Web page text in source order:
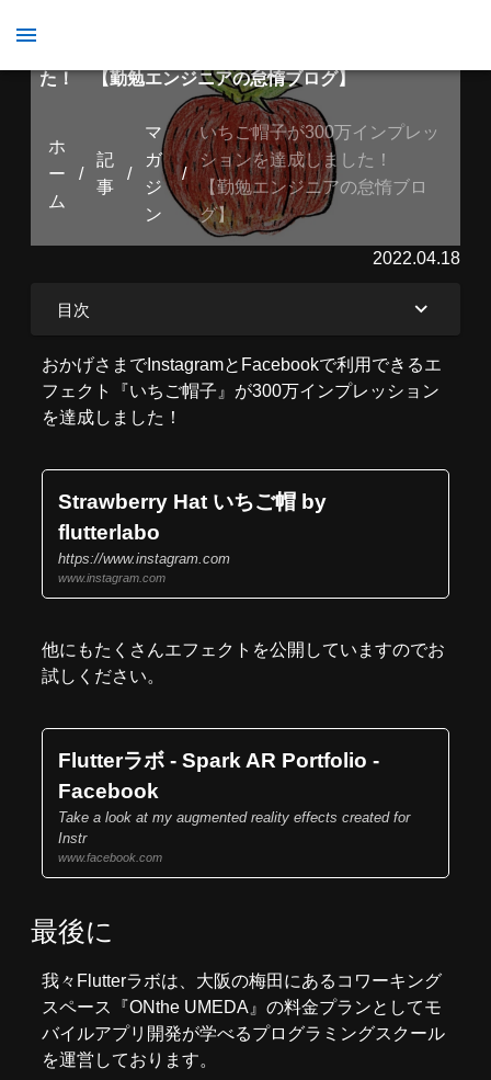
た！ 【勤勉エンジニアの怠惰ブログ】
ホ
ー
ム
/
記
事
/
マ
ガ
ジ
ン
/
いちご帽子が300万インプレッ
ションを達成しました！
【勤勉エンジニアの怠惰ブロ
グ】
2022.04.18
目次
おかげさまでInstagramとFacebookで利用できるエ
フェクト『いちご帽子』が300万インプレッション
を達成しました！
Strawberry Hat いちご帽 by
flutterlabo
https://www.instagram.com
www.instagram.com
他にもたくさんエフェクトを公開していますのでお
試しください。
Flutterラボ - Spark AR Portfolio -
Facebook
Take a look at my augmented reality effects created for
Instr
www.facebook.com
最後に
我々 Flutterラボは、大阪の梅田にあるコワーキング
スペース『ONthe UMEDA 』の料金プランとしてモ
バイルアプリ開発が学べるプログラミングスクール
を運営しております。